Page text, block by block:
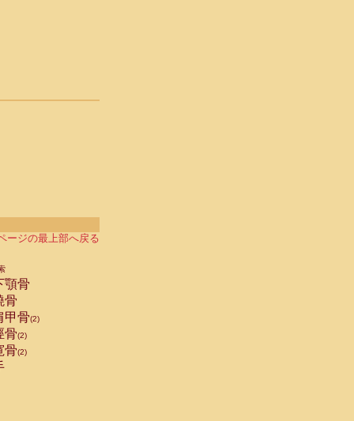
ージの最上部へ戻る
顎骨
骨
甲骨(2)
骨(2)
骨(2)